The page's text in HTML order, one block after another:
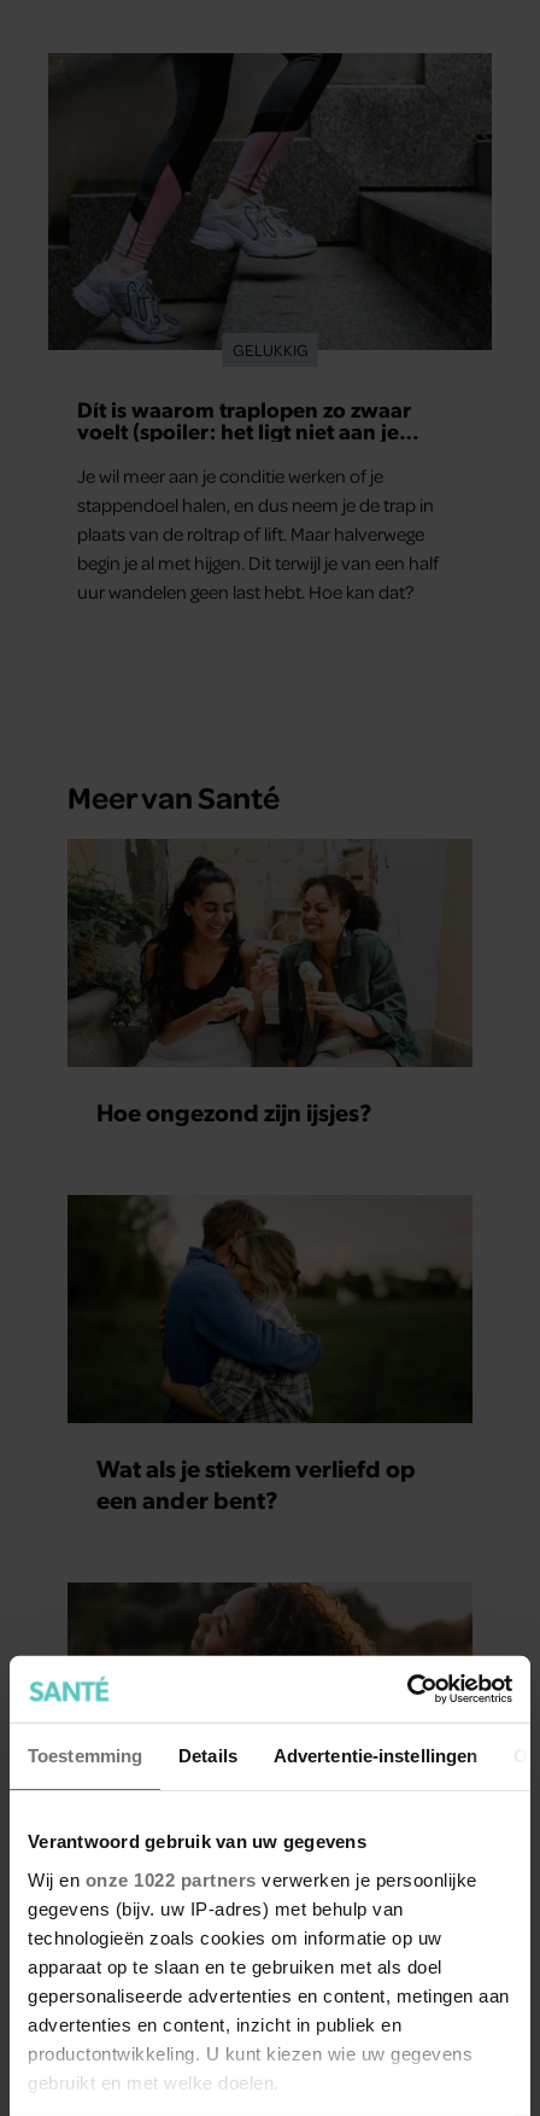
Toestemming Details Advertentie-instellingen
Verantwoord gebruik van uw gegevens
Wij en onze 1022 partners verwerken je persoonlijke
gegevens (bijv. uw IP-adres) met behulp van
technologieën zoals cookies om informatie op uw
apparaat op te slaan en te gebruiken met als doel
gepersonaliseerde advertenties en content, metingen aan
advertenties en content, inzicht in publiek en
productontwikkeling. U kunt kiezen wie uw gegevens
gebruikt en met welke doelen.
GELUKKIG
Dít is waarom traplopen zo zwaar
voelt (spoiler: het ligt niet aan je
Je wil meer aan je conditie werken of je
stappendoel halen, en dus neem je de trap in
plaats van de roltrap of lift. Maar halverwege
begin je al met hijgen. Dit terwijl je van een half
uur wandelen geen last hebt. Hoe kan dat?
Meer van Santé
Hoe ongezond zijn ijsjes?
Wat als je stiekem verliefd op
een ander bent?
7 kleine dingen die je leven
beter maken (en weinig tijd
kosten)